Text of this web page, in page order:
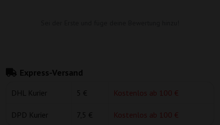
Express-Versand
DHL Kurier 5 € Kostenlos ab 100 €
DPD Kurier 7,5 € Kostenlos ab 100 €